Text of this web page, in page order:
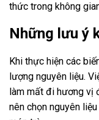
thức trong không
Những lưu ý
Khi thực hiện các
lượng nguyên liệu.
làm mất đi hương vị
nên chọn nguyên